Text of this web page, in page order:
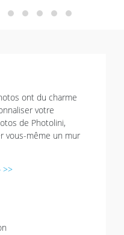
ont du charme
votre
de Photolini,
vous-même un mur
>>